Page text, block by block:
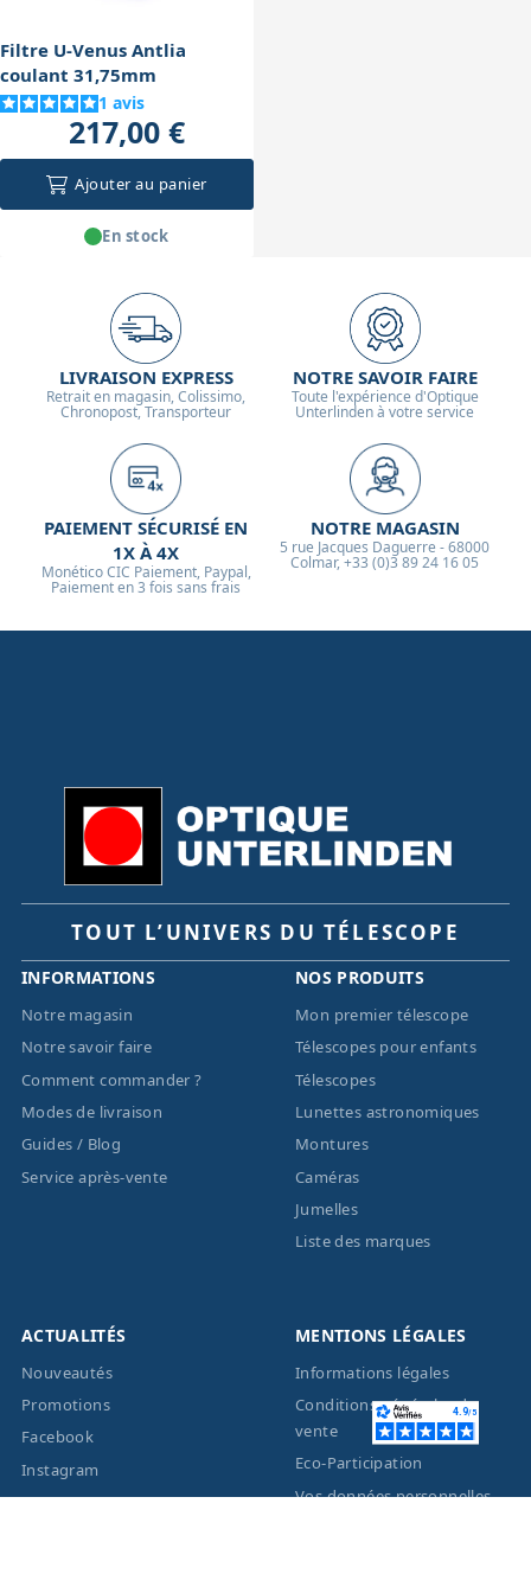
Filtre U-Venus Antlia
coulant 31,75mm
1 avis
217,00 €
Ajouter au panier
En stock
LIVRAISON EXPRESS
Retrait en magasin, Colissimo,
Chronopost, Transporteur
NOTRE SAVOIR FAIRE
Toute l'expérience d'Optique
Unterlinden à votre service
PAIEMENT SÉCURISÉ EN
1X À 4X
Monético CIC Paiement, Paypal,
Paiement en 3 fois sans frais
NOTRE MAGASIN
5 rue Jacques Daguerre - 68000
Colmar, +33 (0)3 89 24 16 05
TOUT L’UNIVERS DU TÉLESCOPE
INFORMATIONS
Notre magasin
Notre savoir faire
Comment commander ?
Modes de livraison
Guides / Blog
Service après-vente
NOS PRODUITS
Mon premier télescope
Télescopes pour enfants
Télescopes
Lunettes astronomiques
Montures
Caméras
Jumelles
Liste des marques
ACTUALITÉS
Nouveautés
Promotions
Facebook
Instagram
MENTIONS LÉGALES
Informations légales
Conditions générales de
vente
Eco-Participation
Vos données personnelles